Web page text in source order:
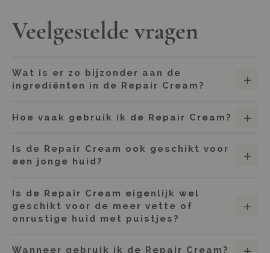
Veelgestelde vragen
Wat is er zo bijzonder aan de
ingrediënten in de Repair Cream?
Hoe vaak gebruik ik de Repair Cream?
Is de Repair Cream ook geschikt voor
een jonge huid?
Is de Repair Cream eigenlijk wel
geschikt voor de meer vette of
onrustige huid met puistjes?
Wanneer gebruik ik de Repair Cream?